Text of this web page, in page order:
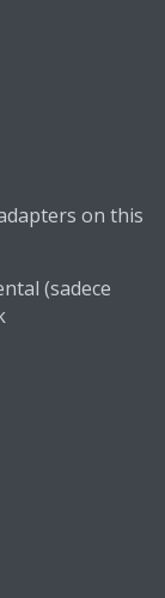
on this
(sadece